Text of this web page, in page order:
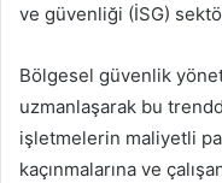
ve güvenliği (İSG)
Bölgesel güvenlik
uzmanlaşarak bu
işletmelerin maliyetli
kaçınmalarına ve